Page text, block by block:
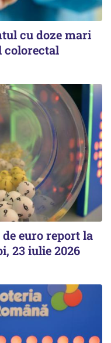
cu doze mari
colorectal
de euro report la
23 iulie 2026